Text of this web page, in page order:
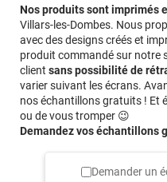
Nos produits sont imprimés
Villars-les-Dombes. Nous
avec des designs créés et
produit commandé sur notre
client sans possibilité de
varier suivant les écrans.
nos échantillons gratuits ! Et
ou de vous tromper 😉
Demandez vos échantillons
Demander un